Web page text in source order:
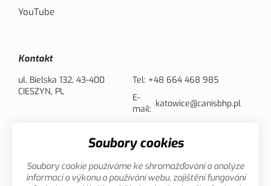
YouTube
Kontakt
ul. Bielska 132, 43-400
CIESZYN, PL
Tel: +48 664 468 985
E-
mail: katowice@canisbhp.pl
Soubory cookies
Soubory cookie používáme ke shromažďování a analýze
informací o výkonu a používání webu, zajištění fungování